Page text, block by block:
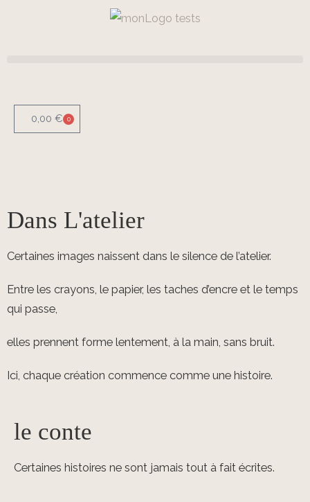
0,00 € 0
Dans L'atelier
Certaines images naissent dans le silence de l’atelier.
Entre les crayons, le papier, les taches d’encre et le temps
qui passe,
elles prennent forme lentement, à la main, sans bruit.
Ici, chaque création commence comme une histoire.
le conte
Certaines histoires ne sont jamais tout à fait écrites.